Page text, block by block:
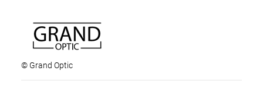
© Grand Optic